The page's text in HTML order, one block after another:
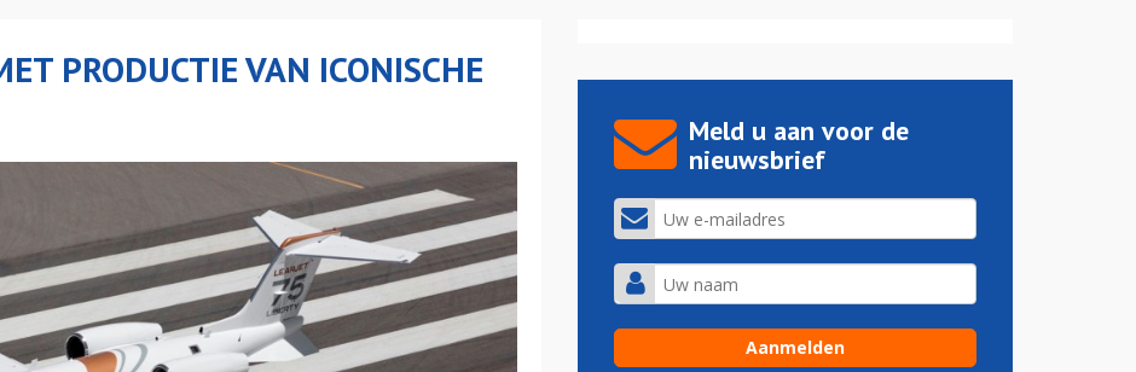
PRODUCTIE VAN ICONISCHE
Meld u aan voor de
nieuwsbrief